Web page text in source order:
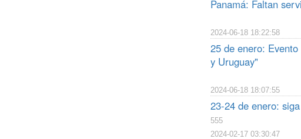
Panamá: Faltan
2024-06-18 18:22:58
25 de enero:
y Uruguay"
2024-06-18 18:07:55
23-24 de enero:
555
2024-02-17 03:30:47